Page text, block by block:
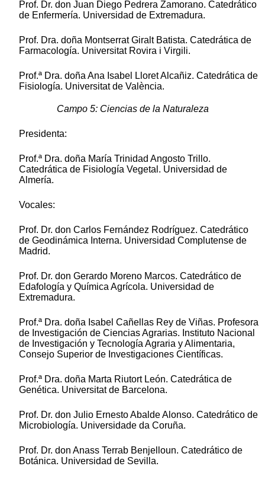
Prof. Dr. don Juan Diego Pedrera Zamorano. Catedrático
de Enfermería. Universidad de Extremadura.
Prof. Dra. doña Montserrat Giralt Batista. Catedrática de
Farmacología. Universitat Rovira i Virgili.
Prof.ª Dra. doña Ana Isabel Lloret Alcañiz. Catedrática de
Fisiología. Universitat de València.
Campo 5: Ciencias de la Naturaleza
Presidenta:
Prof.ª Dra. doña María Trinidad Angosto Trillo.
Catedrática de Fisiología Vegetal. Universidad de
Almería.
Vocales:
Prof. Dr. don Carlos Fernández Rodríguez. Catedrático
de Geodinámica Interna. Universidad Complutense de
Madrid.
Prof. Dr. don Gerardo Moreno Marcos. Catedrático de
Edafología y Química Agrícola. Universidad de
Extremadura.
Prof.ª Dra. doña Isabel Cañellas Rey de Viñas. Profesora
de Investigación de Ciencias Agrarias. Instituto Nacional
de Investigación y Tecnología Agraria y Alimentaria,
Consejo Superior de Investigaciones Científicas.
Prof.ª Dra. doña Marta Riutort León. Catedrática de
Genética. Universitat de Barcelona.
Prof. Dr. don Julio Ernesto Abalde Alonso. Catedrático de
Microbiología. Universidade da Coruña.
Prof. Dr. don Anass Terrab Benjelloun. Catedrático de
Botánica. Universidad de Sevilla.